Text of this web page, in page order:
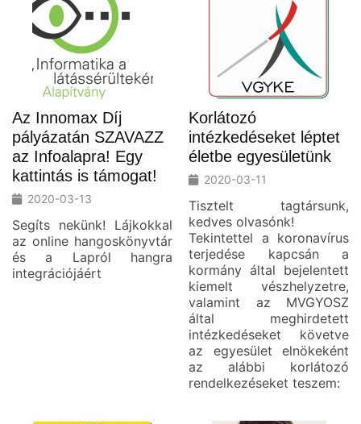
Az Innomax Díj
pályázatán SZAVAZZ
az Infoalapra! Egy
kattintás is támogat!
2020-03-13
Segíts nekünk! Lájkokkal
az online hangoskönyvtár
és a Lapról hangra
integrációjáért
Korlátozó
intézkedéseket léptet
életbe egyesületünk
2020-03-11
Tisztelt tagtársunk,
kedves olvasónk!
Tekintettel a koronavírus
terjedése kapcsán a
kormány által bejelentett
kiemelt vészhelyzetre,
valamint az MVGYOSZ
által meghirdetett
intézkedéseket követve
az egyesület elnökeként
az alábbi korlátozó
rendelkezéseket teszem: